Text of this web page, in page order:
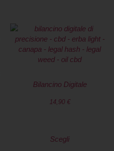
Bilancino Digitale
14,90 €
Scegli